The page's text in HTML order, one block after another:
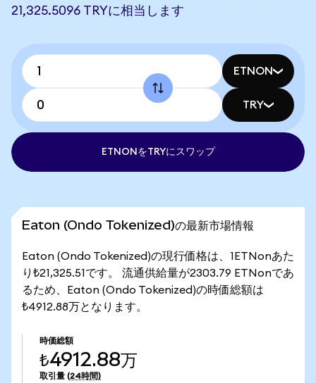
21,325.5096 TRYに相当します
ETNON
TRY
ETNONをTRYにスワップ
Eaton (Ondo Tokenized)の最新市場情報
Eaton (Ondo Tokenized)の現行価格は、1ETNonあた
り₺21,325.51です。 流通供給量が2303.79 ETNonであ
るため、Eaton (Ondo Tokenized)の時価総額は
₺4912.88万となります。
時価総額
₺4912.88万
取引量 (24時間)